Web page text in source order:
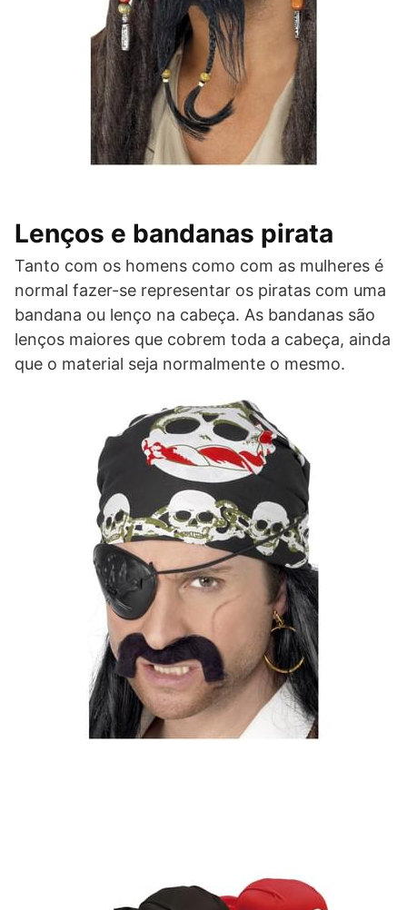
Lenços e bandanas pirata
Tanto com os homens como com as mulheres é
normal fazer-se representar os piratas com uma
bandana ou lenço na cabeça. As bandanas são
lenços maiores que cobrem toda a cabeça, ainda
que o material seja normalmente o mesmo.